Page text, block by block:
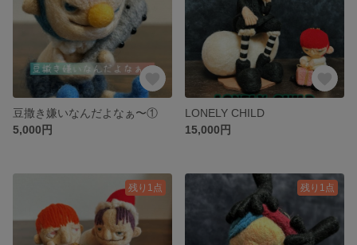
豆撒き嫌いなんだよなぁ〜①
5,000円
LONELY CHILD
15,000円
残り1点 残り1点